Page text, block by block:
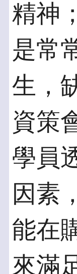
精神
是常
生，
資策
學員
因素
能在
來滿